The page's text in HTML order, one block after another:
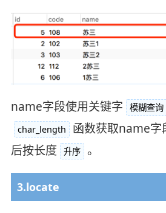
name字段使用关键字 模糊查询
char_length
函数获取name字
后按长度
升序 。
3.locate